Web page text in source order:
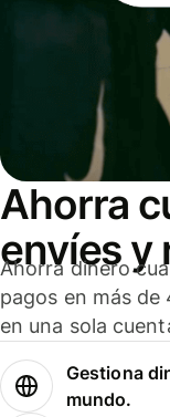
Ahorra
envíes y
Ahorra dinero
pagos en más de
en una sola
Gestiona
mundo.